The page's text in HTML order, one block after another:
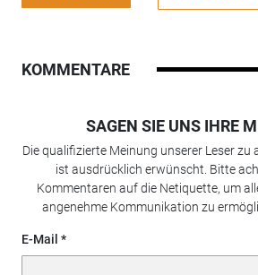
KOMMENTARE
SAGEN SIE UNS IHRE
Die qualifizierte Meinung unserer Leser zu
ist ausdrücklich erwünscht. Bitte
Kommentaren auf die Netiquette, um
angenehme Kommunikation zu
E-Mail